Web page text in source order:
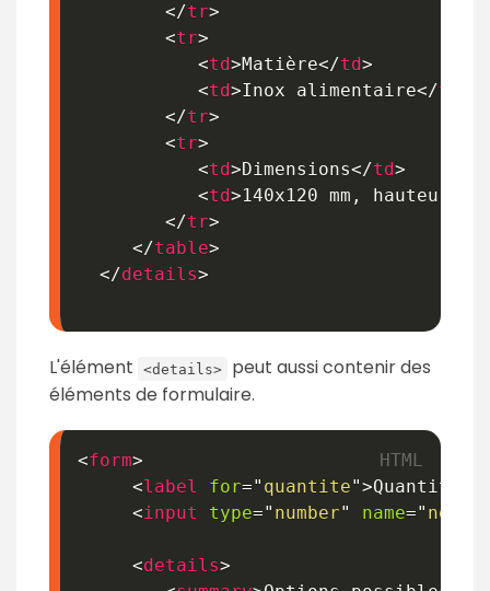
</tr>
<tr>
<td>Matière</td>
<td>Inox alimentaire</td
</tr>
<tr>
<td>Dimensions</td>
<td>140x120 mm, hauteur 30
</tr>
</table>
</details>
L'élément <details>
peut aussi contenir des
éléments de formulaire.
<form>
<label for=" quantite">Quantité
<input type=" number" name="
<details>